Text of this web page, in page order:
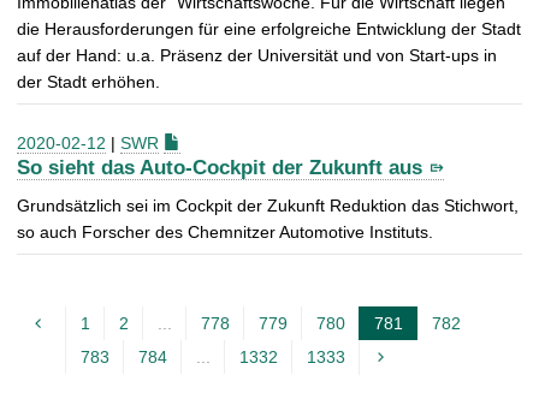
die Herausforderungen für eine erfolgreiche Entwicklung der Stadt
auf der Hand: u.a. Präsenz der Universität und von Start-ups in
der Stadt erhöhen.
2020-02-12 | SWR
So sieht das Auto-Cockpit der Zukunft aus
Grundsätzlich sei im Cockpit der Zukunft Reduktion das Stichwort,
so auch Forscher des Chemnitzer Automotive Instituts.
1 2 ... 778 779 780 781
782
783
784 ... 1332 1333